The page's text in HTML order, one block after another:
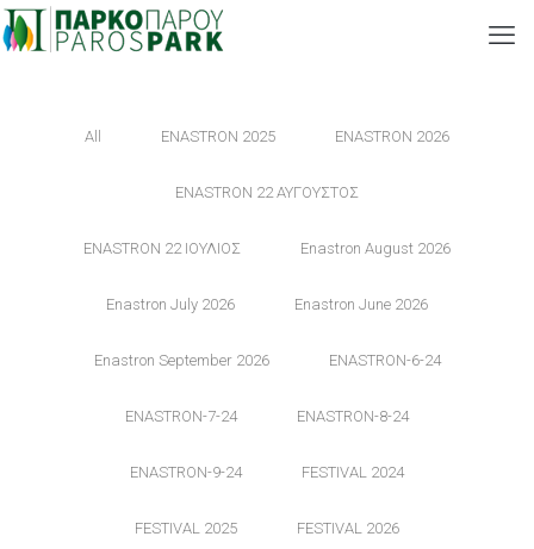
All ENASTRON 2025 ENASTRON 2026
ENASTRON 22 ΑΥΓΟΥΣΤΟΣ
ENASTRON 22 ΙΟΥΛΙΟΣ Enastron August 2026
Enastron July 2026 Enastron June 2026
Enastron September 2026 ENASTRON-6-24
ENASTRON-7-24 ENASTRON-8-24
ENASTRON-9-24 FESTIVAL 2024
FESTIVAL 2025 FESTIVAL 2026